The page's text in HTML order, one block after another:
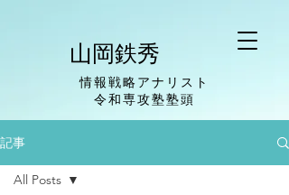
山岡鉄秀
情報戦略アナリスト
​令和専攻塾塾頭
記事
All Posts